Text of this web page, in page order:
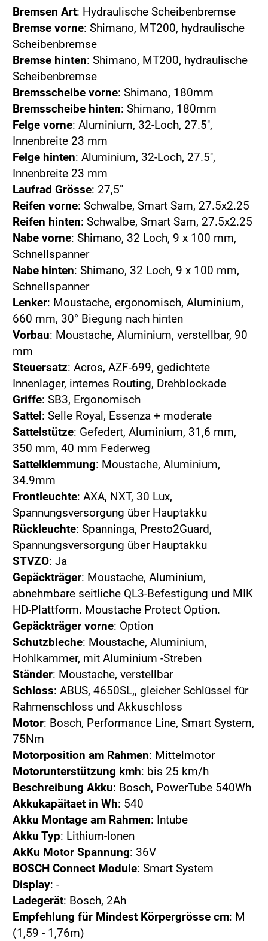
Bremsen Art: Hydraulische Scheibenbremse
Bremse vorne: Shimano, MT200, hydraulische
Scheibenbremse
Bremse hinten: Shimano, MT200, hydraulische
Scheibenbremse
Bremsscheibe vorne: Shimano, 180mm
Bremsscheibe hinten: Shimano, 180mm
Felge vorne: Aluminium, 32-Loch, 27.5'',
Innenbreite 23 mm
Felge hinten: Aluminium, 32-Loch, 27.5'',
Innenbreite 23 mm
Laufrad Grösse: 27,5"
Reifen vorne: Schwalbe, Smart Sam, 27.5x2.25
Reifen hinten: Schwalbe, Smart Sam, 27.5x2.25
Nabe vorne: Shimano, 32 Loch, 9 x 100 mm,
Schnellspanner
Nabe hinten: Shimano, 32 Loch, 9 x 100 mm,
Schnellspanner
Lenker: Moustache, ergonomisch, Aluminium,
660 mm, 30° Biegung nach hinten
Vorbau: Moustache, Aluminium, verstellbar, 90
mm
Steuersatz: Acros, AZF-699, gedichtete
Innenlager, internes Routing, Drehblockade
Griffe: SB3, Ergonomisch
Sattel: Selle Royal, Essenza + moderate
Sattelstütze: Gefedert, Aluminium, 31,6 mm,
350 mm, 40 mm Federweg
Sattelklemmung: Moustache, Aluminium,
34.9mm
Frontleuchte: AXA, NXT, 30 Lux,
Spannungsversorgung über Hauptakku
Rückleuchte: Spanninga, Presto2Guard,
Spannungsversorgung über Hauptakku
STVZO: Ja
Gepäckträger: Moustache, Aluminium,
abnehmbare seitliche QL3-Befestigung und MIK
HD-Plattform. Moustache Protect Option.
Gepäckträger vorne: Option
Schutzbleche: Moustache, Aluminium,
Hohlkammer, mit Aluminium -Streben
Ständer: Moustache, verstellbar
Schloss: ABUS, 4650SL,, gleicher Schlüssel für
Rahmenschloss und Akkuschloss
Motor: Bosch, Performance Line, Smart System,
75Nm
Motorposition am Rahmen: Mittelmotor
Motorunterstützung kmh: bis 25 km/h
Beschreibung Akku: Bosch, PowerTube 540Wh
Akkukapäitaet in Wh: 540
Akku Montage am Rahmen: Intube
Akku Typ: Lithium-Ionen
AkKu Motor Spannung: 36V
BOSCH Connect Module: Smart System
Display: -
Ladegerät: Bosch, 2Ah
Empfehlung für Mindest Körpergrösse cm: M
(1,59 - 1,76m)